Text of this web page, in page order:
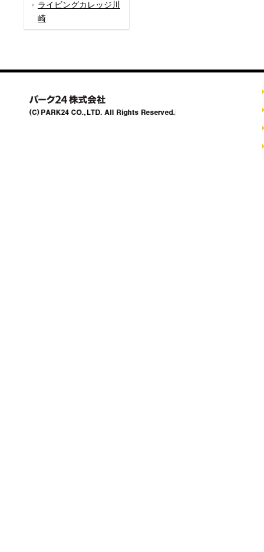
ライビングカレッジ川
崎